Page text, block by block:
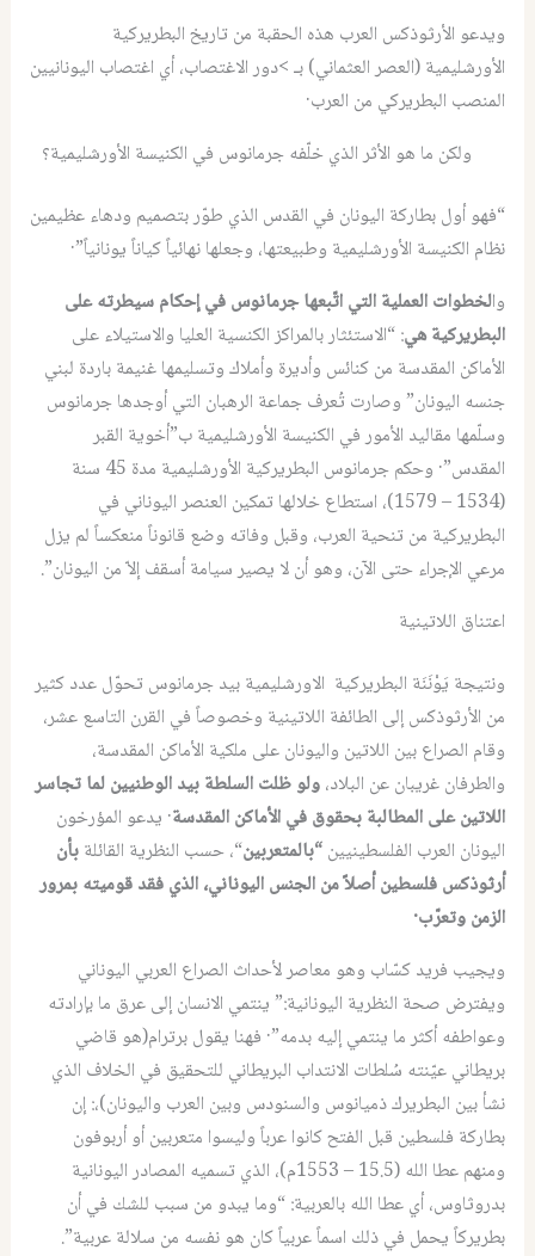
ويدعو الأرثوذكس العرب هذه الحقبة من تاريخ البطريركية
الأورشليمية (العصر العثماني) بـ >دور الاغتصاب، أي اغتصاب اليونانيين
المنصب البطريركي من العرب·
ولكن ما هو الأثر الذي خلّفه جرمانوس في الكنيسة الأورشليمية؟
“فهو أول بطاركة اليونان في القدس الذي طوّر بتصميم ودهاء عظيمين
نظام الكنيسة الأورشليمية وطبيعتها، وجعلها نهائياً كياناً يونانياً”·
والخطوات العملية التي اتّبعها جرمانوس في إحكام سيطرته على
البطريركية هي: “الاستئثار بالمراكز الكنسية العليا والاستيلاء على
الأماكن المقدسة من كنائس وأديرة وأملاك وتسليمها غنيمة باردة لبني
جنسه اليونان” وصارت تُعرف جماعة الرهبان التي أوجدها جرمانوس
وسلّمها مقاليد الأمور في الكنيسة الأورشليمية ب”أخوية القبر
المقدس”· وحكم جرمانوس البطريركية الأورشليمية مدة 45 سنة
(1534 – 1579)، استطاع خلالها تمكين العنصر اليوناني في
البطريركية من تنحية العرب، وقبل وفاته وضع قانوناً منعكساً لم يزل
مرعي الإجراء حتى الآن، وهو أن لا يصير سيامة أسقف إلاّ من اليونان”.
اعتناق اللاتينية
ونتيجة يَوْنَنَة البطريركية الاورشليمية بيد جرمانوس تحوّل عدد كثير
من الأرثوذكس إلى الطائفة اللاتينية وخصوصاً في القرن التاسع عشر،
وقام الصراع بين اللاتين واليونان على ملكية الأماكن المقدسة،
والطرفان غريبان عن البلاد،ولو ظلت السلطة بيد الوطنيين لما تجاسر
اللاتين على المطالبة بحقوق في الأماكن المقدسة· يدعو المؤرخون
اليونان العرب الفلسطينيين“بالمتعربين“، حسب النظرية القائلةبأن
أرثوذكس فلسطين أصلاً من الجنس اليوناني، الذي فقد قوميته بمرور
الزمن وتعرّب·
ويجيب فريد كسّاب وهو معاصر لأحداث الصراع العربي اليوناني
ويفترض صحة النظرية اليونانية:” ينتمي الانسان إلى عرق ما بإرادته
وعواطفه أكثر ما ينتمي إليه بدمه”· فهنا يقول برترام(هو قاضي
بريطاني عيّنته سُلطات الانتداب البريطاني للتحقيق في الخلاف الذي
نشأ بين البطريرك ذميانوس والسنودس وبين العرب واليونان)،: إن
بطاركة فلسطين قبل الفتح كانوا عرباً وليسوا متعربين أو أربوفون
ومنهم عطا الله (15.5 – 1553م)، الذي تسميه المصادر اليونانية
بدروثاوس، أي عطا الله بالعربية: “وما يبدو من سبب للشك في أن
بطريركاً يحمل في ذلك اسماً عربياً كان هو نفسه من سلالة عربية”.